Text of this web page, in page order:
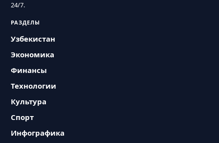
24/7.
РАЗДЕЛЫ
Узбекистан
Экономика
Финансы
Технологии
Культура
Спорт
Инфографика